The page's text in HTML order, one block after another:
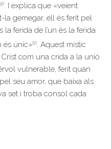
. I explica que «veient
la gemegar, ell és ferit pel
ferida de l’un és la ferida
és únic»51. Aquest místic
com una crida a la unió
vulnerable, ferit quan
seu amor, que baixa als
set i troba consol cada